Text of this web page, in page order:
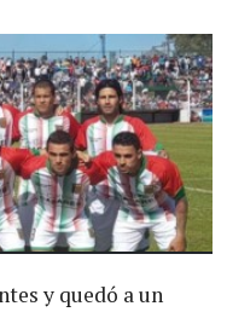
y quedó a un